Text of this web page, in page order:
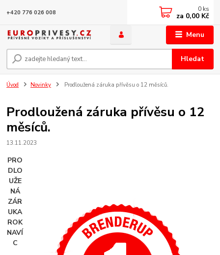
Menu
Hledat
+420 776 026 008 0 ks
za 0,00 Kč
Úvod Novinky Prodloužená záruka přívěsu o 12 měsíců.
Prodloužená záruka přívěsu o 12
měsíců.
13.11.2023
PRO
DLO
UŽE
NÁ
ZÁR
UKA
ROK
NAVÍ
C